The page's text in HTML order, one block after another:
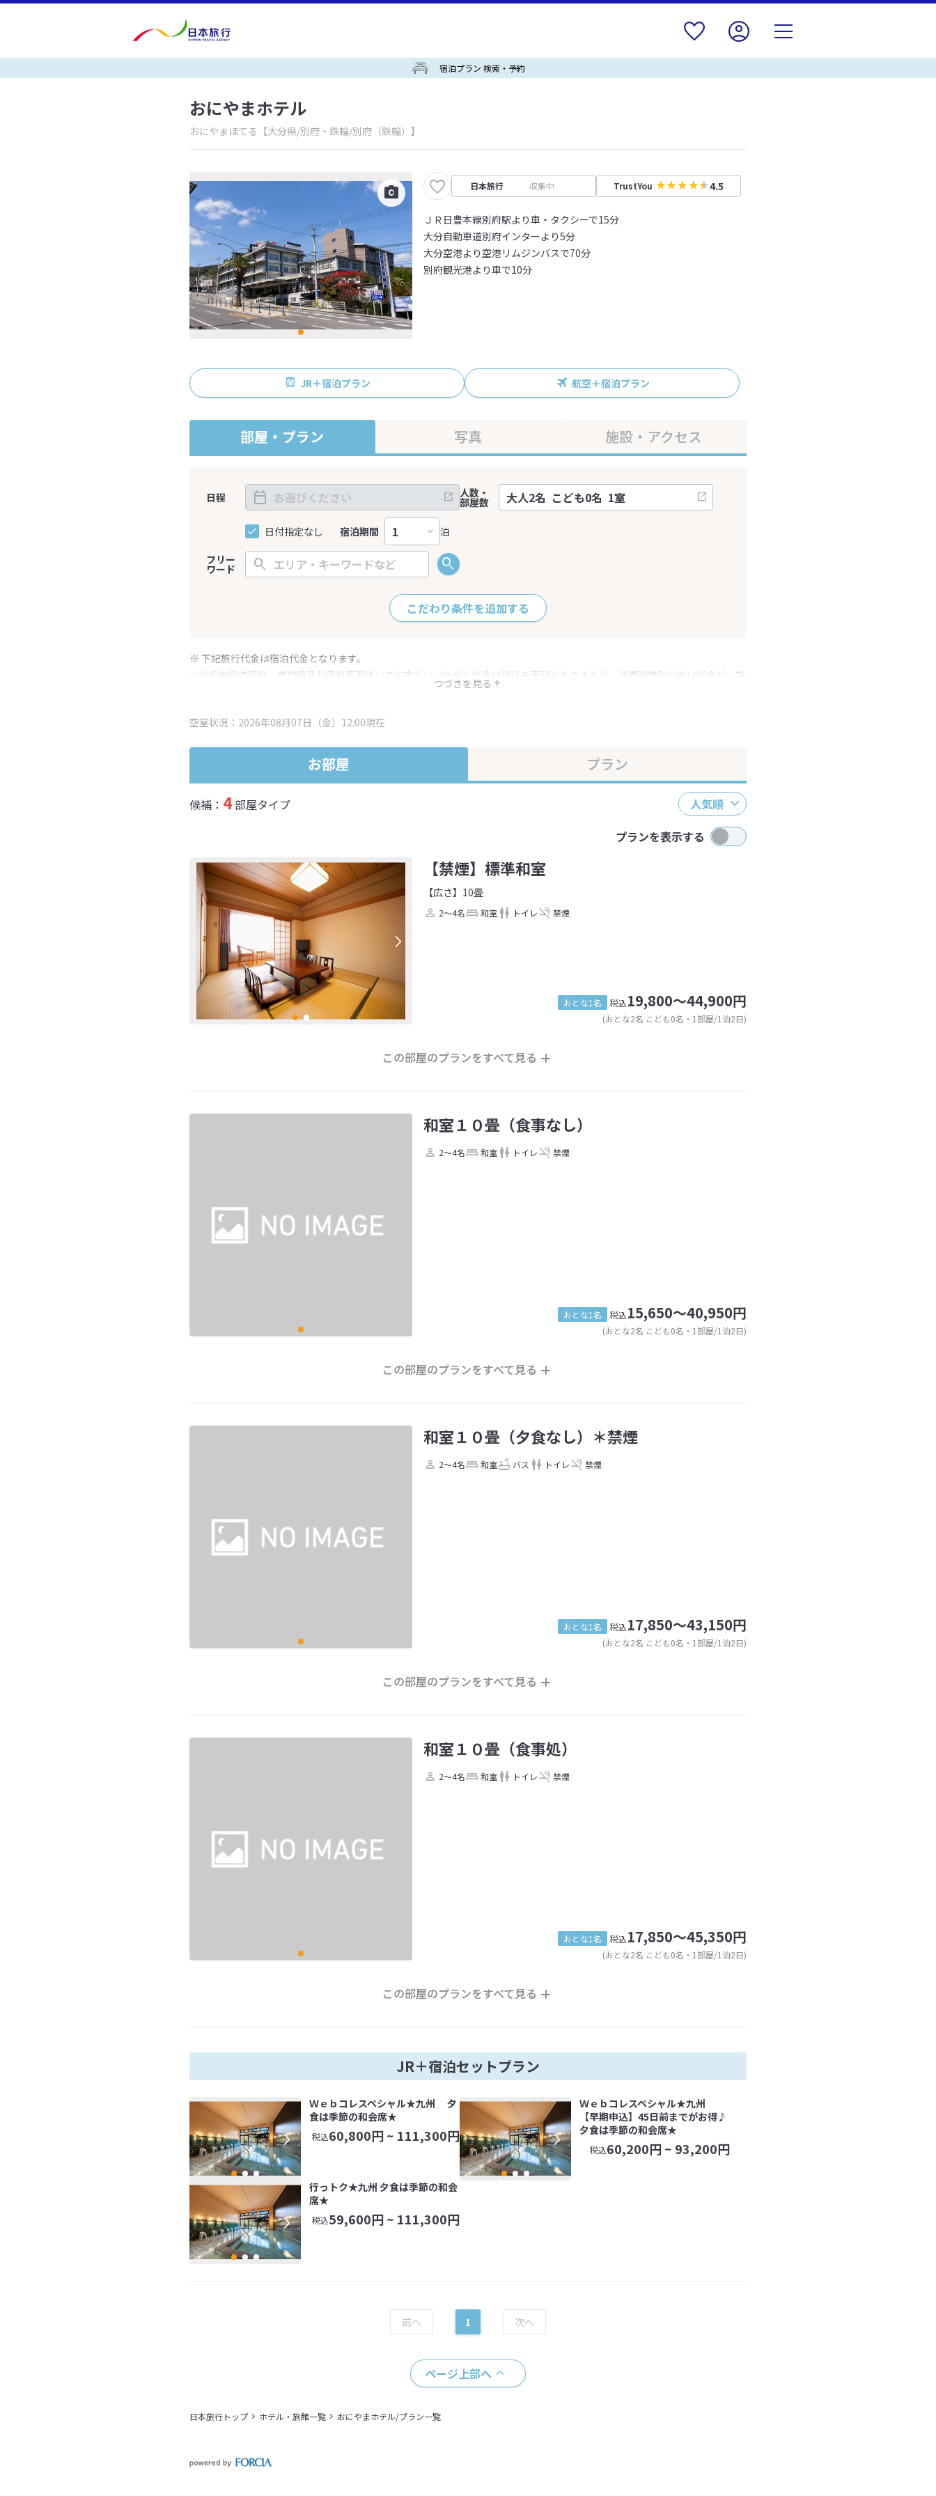
宿泊プラン 検索・予約
おにやまホテル
おにやまほてる 【大分県/別府・鉄輪/別府（鉄輪）】
日本旅行 収集中 TrustYou 4.5
ＪＲ日豊本線別府駅より車・タクシーで15分
大分自動車道別府インターより5分
大分空港より空港リムジンバスで70分
別府観光港より車で10分
JR＋宿泊プラン 航空＋宿泊プラン
部屋・プラン 写真 施設・アクセス
日程
日付指定なし 宿泊期間 泊
人数・
部屋数
フリー
ワード
こだわり条件を追加する
つづきを見る
※ 下記旅行代金は宿泊代金となります。
※幼児施設使用料、貸切風呂利用料等現地にてお支払いいただく代金は税込み表記となりますが、消費税増税に伴い代金が一部
空室状況：2026年08月07日（金）12:00現在
お部屋 プラン
候補： 4部屋タイプ
人気順
プランを表示する
【禁煙】標準和室
【広さ】10畳
2～4名 和室 トイレ 禁煙
おとな1名 税込19,800～44,900円
(おとな2名 こども0名・1部屋/1泊2日)
この部屋のプランをすべて見る
和室１０畳（食事なし）
2～4名 和室 トイレ 禁煙
おとな1名 税込15,650～40,950円
(おとな2名 こども0名・1部屋/1泊2日)
この部屋のプランをすべて見る
和室１０畳（夕食なし）＊禁煙
2～4名 和室 バス トイレ 禁煙
おとな1名 税込17,850～43,150円
(おとな2名 こども0名・1部屋/1泊2日)
この部屋のプランをすべて見る
和室１０畳（食事処）
2～4名 和室 トイレ 禁煙
おとな1名 税込17,850～45,350円
(おとな2名 こども0名・1部屋/1泊2日)
この部屋のプランをすべて見る
JR＋宿泊セットプラン
Ｗｅｂコレスペシャル★九州 夕
食は季節の和会席★
税込60,800円 ~ 111,300円
Ｗｅｂコレスペシャル★九州
【早期申込】45日前までがお得♪
夕食は季節の和会席★
税込60,200円 ~ 93,200円
行っトク★九州 夕食は季節の和会
席★
税込59,600円 ~ 111,300円
1
ページ上部へ
日本旅行トップ ホテル・旅館一覧 おにやまホテル/プラン一覧